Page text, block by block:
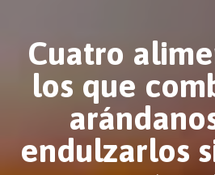
Cuatro
los que
endulzarlos